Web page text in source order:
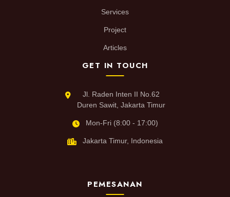
Services
Project
Articles
GET IN TOUCH
Jl. Raden Inten II No.62
Duren Sawit, Jakarta Timur
Mon-Fri (8:00 - 17:00)
Jakarta Timur, Indonesia
PEMESANAN